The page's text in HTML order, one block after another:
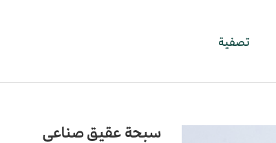
تصفية
سبحة عقيق صناعي